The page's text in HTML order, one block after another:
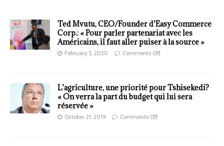
Ted Mvutu, CEO/Founder d’Easy Commerce
Corp.: « Pour parler partenariat avec les
Américains, il faut aller puiser à la source »
February 5, 2020 Comments Off
L’agriculture, une priorité pour Tshisekedi?
« On verra la part du budget qui lui sera
réservée »
October 21, 2019 Comments Off